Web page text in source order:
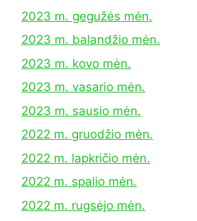
2023 m. gegužės mėn.
2023 m. balandžio mėn.
2023 m. kovo mėn.
2023 m. vasario mėn.
2023 m. sausio mėn.
2022 m. gruodžio mėn.
2022 m. lapkričio mėn.
2022 m. spalio mėn.
2022 m. rugsėjo mėn.